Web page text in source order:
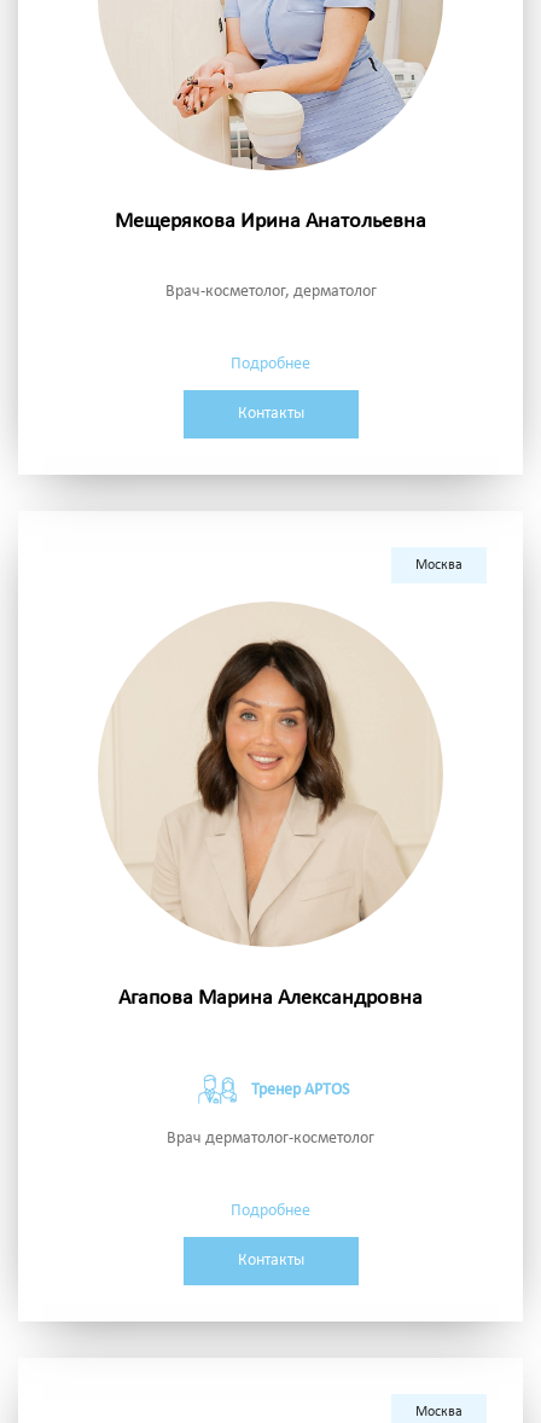
Мещерякова Ирина Анатольевна
Врач-косметолог, дерматолог
Подробнее
Контакты
Москва
Агапова Марина Александровна
Тренер APTOS
Врач дерматолог-косметолог
Подробнее
Контакты
Москва